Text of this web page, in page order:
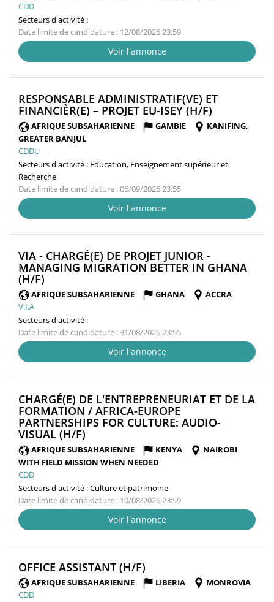
CDD
Secteurs d'activité :
Date limite de candidature : 12/08/2026 23:59
Voir l'annonce
RESPONSABLE ADMINISTRATIF(VE) ET
FINANCIÈR(E) – PROJET EU-ISEY (H/F)
FENÊTRE)
AFRIQUE SUBSAHARIENNE GAMBIE
KANIFING,
GREATER BANJUL
CDDU
Secteurs d'activité : Education, Enseignement supérieur et
Recherche
Date limite de candidature : 06/09/2026 23:55
Voir l'annonce
VIA - CHARGÉ(E) DE PROJET JUNIOR -
MANAGING MIGRATION BETTER IN GHANA
(H/F)
FENÊTRE)
AFRIQUE SUBSAHARIENNE GHANA
ACCRA
V.I.A
Secteurs d'activité :
Date limite de candidature : 31/08/2026 23:55
Voir l'annonce
CHARGÉ(E) DE L'ENTREPRENEURIAT ET DE LA
FORMATION / AFRICA-EUROPE
PARTNERSHIPS FOR CULTURE: AUDIO-
VISUAL (H/F)
FENÊTRE)
AFRIQUE SUBSAHARIENNE KENYA
NAIROBI
WITH FIELD MISSION WHEN NEEDED
CDD
Secteurs d'activité :Culture et patrimoine
Date limite de candidature : 10/08/2026 23:59
Voir l'annonce
OFFICE ASSISTANT (H/F)
FENÊTRE)
AFRIQUE SUBSAHARIENNE LIBERIA
MONROVIA
CDD